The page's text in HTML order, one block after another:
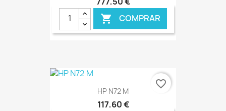
 COMPRAR
€ ONLINE
HP N72 M
117,60 €
favorite_border